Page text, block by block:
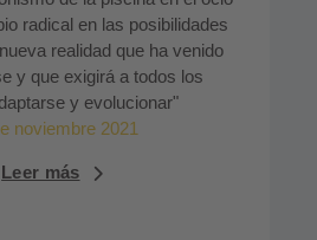
radical en las posibilidades
realidad que ha venido
y que exigirá a todos los
y evolucionar"
noviembre 2021
Leer más